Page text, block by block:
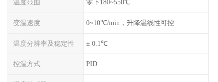
温度范围 零下180~550℃
变温速度 0~10℃/min，升降温线性可控
温度分辨率及稳定性 ± 0.1℃
控温方式 PID